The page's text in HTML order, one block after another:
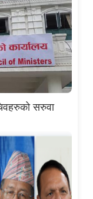
सरुवा